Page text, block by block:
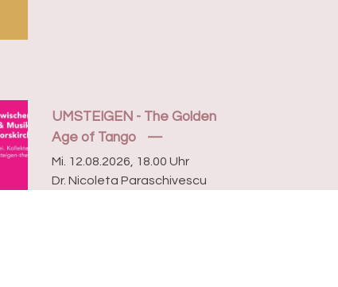
UMSTEIGEN - The Golden
Age of Tango
Mi. 12.08.2026, 18.00 Uhr
Dr. Nicoleta Paraschivescu